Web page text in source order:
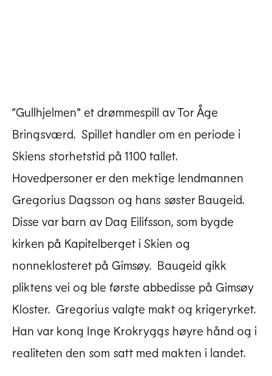
”Gullhjelmen” et drømmespill av Tor Åge
Bringsværd. Spillet handler om en periode i
Skiens storhetstid på 1100 tallet.
Hovedpersoner er den mektige lendmannen
Gregorius Dagsson og hans søster Baugeid.
Disse var barn av Dag Eilifsson, som bygde
kirken på Kapitelberget i Skien og
nonneklosteret på Gimsøy. Baugeid gikk
pliktens vei og ble første abbedisse på Gimsøy
Kloster. Gregorius valgte makt og krigeryrket.
Han var kong Inge Krokryggs høyre hånd og i
realiteten den som satt med makten i landet.
Last ned høyoppløselig